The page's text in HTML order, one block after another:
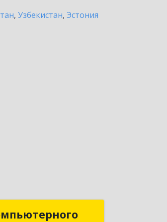
, Узбекистан, Эстония